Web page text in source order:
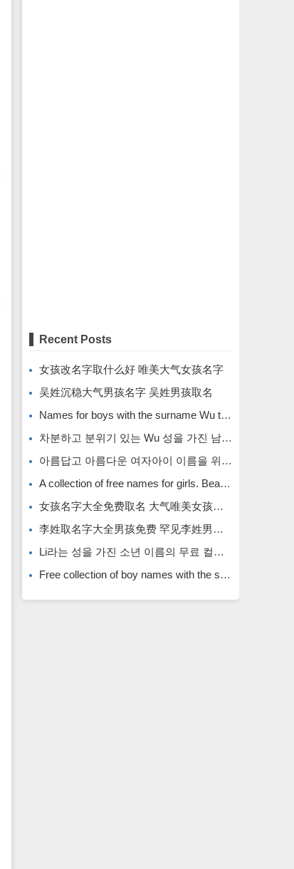
Recent Posts
女孩改名字取什么好 唯美大气女孩名字
吴姓沉稳大气男孩名字 吴姓男孩取名
Names for boys with the surname Wu that are calm and atmospheric. Names for boys with the surname Wu.
차분하고 분위기 있는 Wu 성을 가진 남자아이의 이름입니다.
아름답고 아름다운 여자아이 이름을 위한 무료 이름 모음입니다.
A collection of free names for girls. Beautiful and beautiful girl names.
女孩名字大全免费取名 大气唯美女孩名字
李姓取名字大全男孩免费 罕见李姓男孩名字
Li라는 성을 가진 소년 이름의 무료 컬렉션입니다. Li라는 성을 가진 희귀한 소년 이름입니다.
Free collection of boy names with the surname Li. Rare boy names with the surname Li.